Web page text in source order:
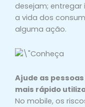
desejam;
a vida dos
alguma ação.
Ajude as
mais rápido
No mobile, os